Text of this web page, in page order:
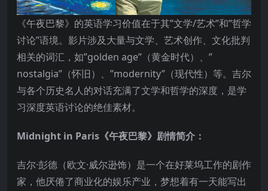
《午夜巴黎》的英语学习价值在于其”文学/艺术”和”哲学
讨论”语境。影片涉及大量与文学、艺术创作、文化批判
相关的词汇，如”golden age”（黄金时代）、”
nostalgia”（怀旧）、”modernity”（现代性）等。吉尔
与各个历史名人的对话充满了文学和哲学的深度，是学
习深度英语讨论的绝佳素材。
Midnight in Paris《午夜巴黎》剧情简介：
吉尔·彭德（欧文·威尔逊饰）是一个在好莱坞工作的剧作
家，他厌倦了商业化的娱乐产业，梦想着有一天能写出